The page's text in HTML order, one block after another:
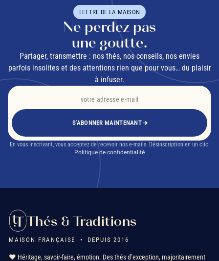
LETTRE DE LA MAISON
Ne perdez pas
une goutte.
Partager, transmettre : nos thés, nos conseils, nos envies
parfois insolites et des attentions rien que pour vous… du plaisir
à infuser.
S'ABONNER MAINTENANT
En vous inscrivant, vous acceptez de recevoir nos e-mails. Désinscription en un clic.
Politique de confidentialité
Thés & Traditions
MAISON FRANÇAISE • DEPUIS 2016
❤️ Héritage, savoir-faire, émotion. Des thés d’exception, majoritairement